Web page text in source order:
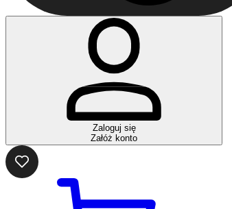
Zaloguj się
Załóż konto